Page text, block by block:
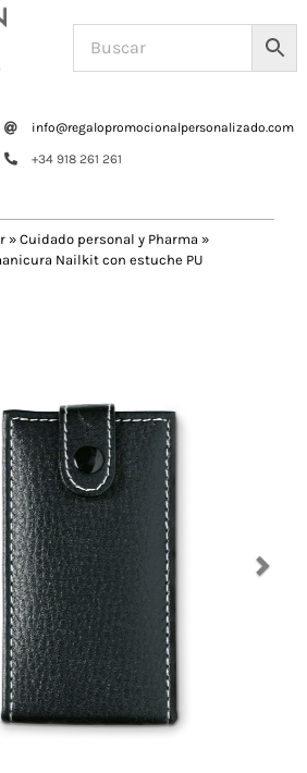
info@regalopromocionalpersonalizado.com
+34 918 261 261
» Cuidado personal y Pharma »
Nailkit con estuche PU